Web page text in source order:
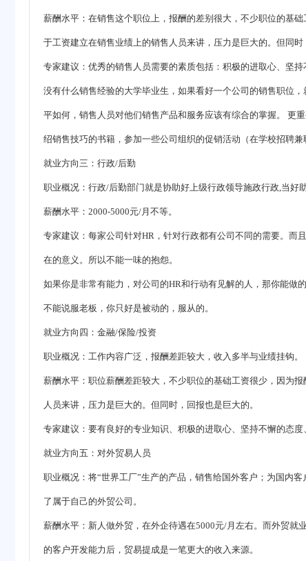
薪酬水平：在销售这个职位上，报酬的差别很大，不少职位的基
于工资建立在销售业绩上的销售人员来讲，压力是巨大的。但同时
专家建议：优秀的销售人员需要的素质包括：积极的进取心、坚
没有什么销售经验的大学毕业生，如果看好一个公司的销售职位
平如何，销售人员对他们销售产品和服务应该有综合的掌握。 更
绍销售技巧的书籍，参加一些公司组织的促销活动（在学校招聘
就业方向三：行政/后勤
职业概况：行政/后勤部门就是协助好上级行政领导施政行政,当好
薪酬水平：2000-5000元/月不等。
专家建议：每家公司针对HR，针对行政都有公司不同的需要。而
在的意义。所以不能一味的抱怨。
如果你是非常有能力，对公司的HR和行动有见解的人，那你能做
不能说服老板，你只好是被动的，服从的。
就业方向四：金融/保险/投资
职业概况：工作内容广泛，报酬差距较大，收入多半与业绩挂钩。
薪酬水平：职位薪酬差距较大，不少职位的基础工资很少，因为
人员来讲，压力是巨大的。但同时，回报也是巨大的。
专家建议：要有良好的专业知识、积极的进取心、坚持不懈的态
就业方向五：对外贸易人员
职业概况：将“世界工厂”生产的产品，销售给国外客户；为国内
了属于自己的外贸公司。
薪酬水平：新人做外贸，在外企待遇在5000元/月左右。而外贸就
的客户开发能力后，贸易提成是一笔更大的收入来源。